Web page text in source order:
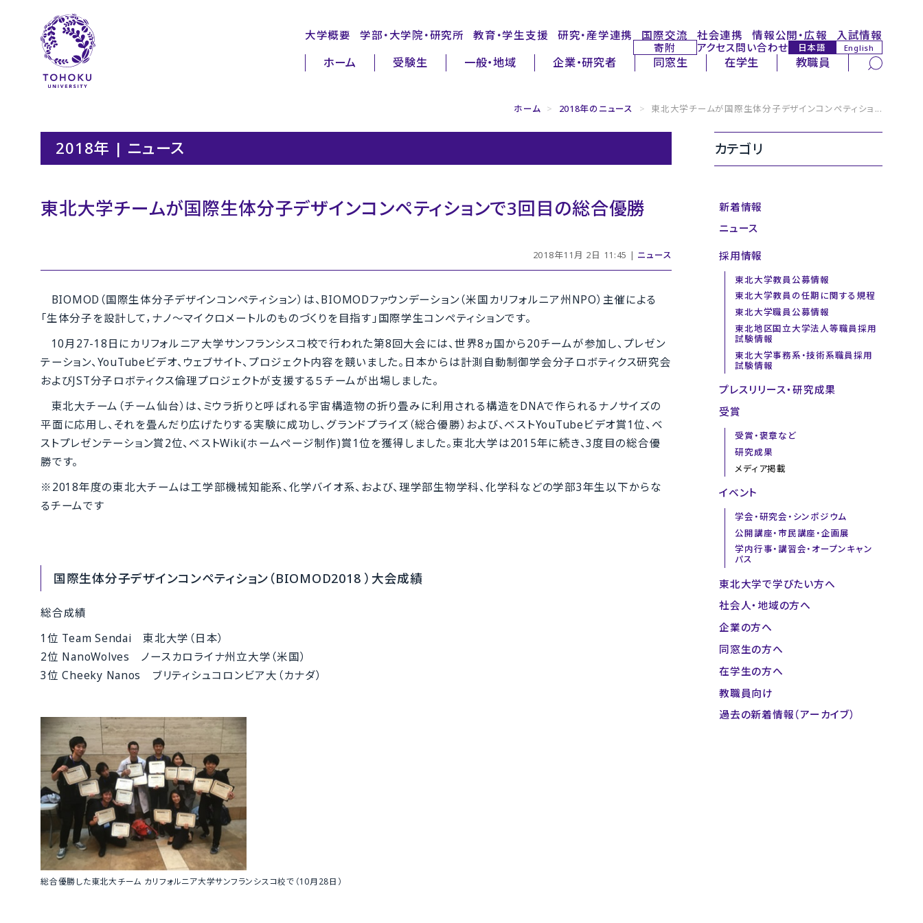
大学概要 学部・大学院・研究所 教育・学生支援 研究・産学連携 国際交流 社会連携 情報公開・広報 入試情報
寄附 アクセス問い合わせ 日本語 English
ホーム 受験生 一般・地域 企業・研究者 同窓生 在学生 教職員
ホーム > 2018年のニュース > 東北大学チームが国際生体分子デザインコンペティショ...
2018年 | ニュース
東北大学チームが国際生体分子デザインコンペティションで3回目の総合優勝
2018年11月 2日 11:45 | ニュース
BIOMOD（国際生体分子デザインコンペティション）は、BIOMODファウンデーション（米国カリフォルニア州NPO）主催による
「生体分子を設計して，ナノ～マイクロメートルのものづくりを目指す」国際学生コンペティションです。
10月27-18日にカリフォルニア大学サンフランシスコ校で行われた第8回大会には、世界8ヵ国から20チームが参加し、プレゼン
テーション、YouTubeビデオ、ウェブサイト、プロジェクト内容を競いました。日本からは計測自動制御学会分子ロボティクス研究会
およびJST分子ロボティクス倫理プロジェクトが支援する５チームが出場しました。
東北大チーム（チーム仙台）は、ミウラ折りと呼ばれる宇宙構造物の折り畳みに利用される構造をDNAで作られるナノサイズの
平面に応用し、それを畳んだり広げたりする実験に成功し、グランドプライズ（総合優勝）および、ベストYouTubeビデオ賞1位、ベ
ストプレゼンテーション賞2位、ベストWiki(ホームページ制作)賞1位を獲得しました。東北大学は2015年に続き、3度目の総合優
勝です。
※2018年度の東北大チームは工学部機械知能系、化学バイオ系、および、理学部生物学科、化学科などの学部3年生以下からな
るチームです
国際生体分子デザインコンペティション（BIOMOD2018 ）大会成績
総合成績
1位 Team Sendai 東北大学（日本）
2位 NanoWolves ノースカロライナ州立大学（米国）
3位 Cheeky Nanos ブリティシュコロンビア大（カナダ）
総合優勝した東北大チーム カリフォルニア大学サンフランシスコ校で（10月28日）
カテゴリ
新着情報
ニュース
採用情報
東北大学教員公募情報
東北大学教員の任期に関する規程
東北大学職員公募情報
東北地区国立大学法人等職員採用
試験情報
東北大学事務系・技術系職員採用
試験情報
プレスリリース・研究成果
受賞
受賞・褒章など
研究成果
メディア掲載
イベント
学会・研究会・シンポジウム
公開講座・市民講座・企画展
学内行事・講習会・オープンキャン
パス
東北大学で学びたい方へ
社会人・地域の方へ
企業の方へ
同窓生の方へ
在学生の方へ
教職員向け
過去の新着情報（アーカイブ）